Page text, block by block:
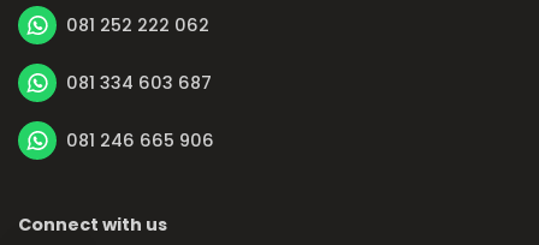
081 252 222 062
081 334 603 687
081 246 665 906
Connect with us